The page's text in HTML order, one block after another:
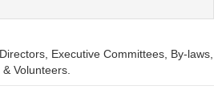
Executive Committees, By-laws,
Volunteers.